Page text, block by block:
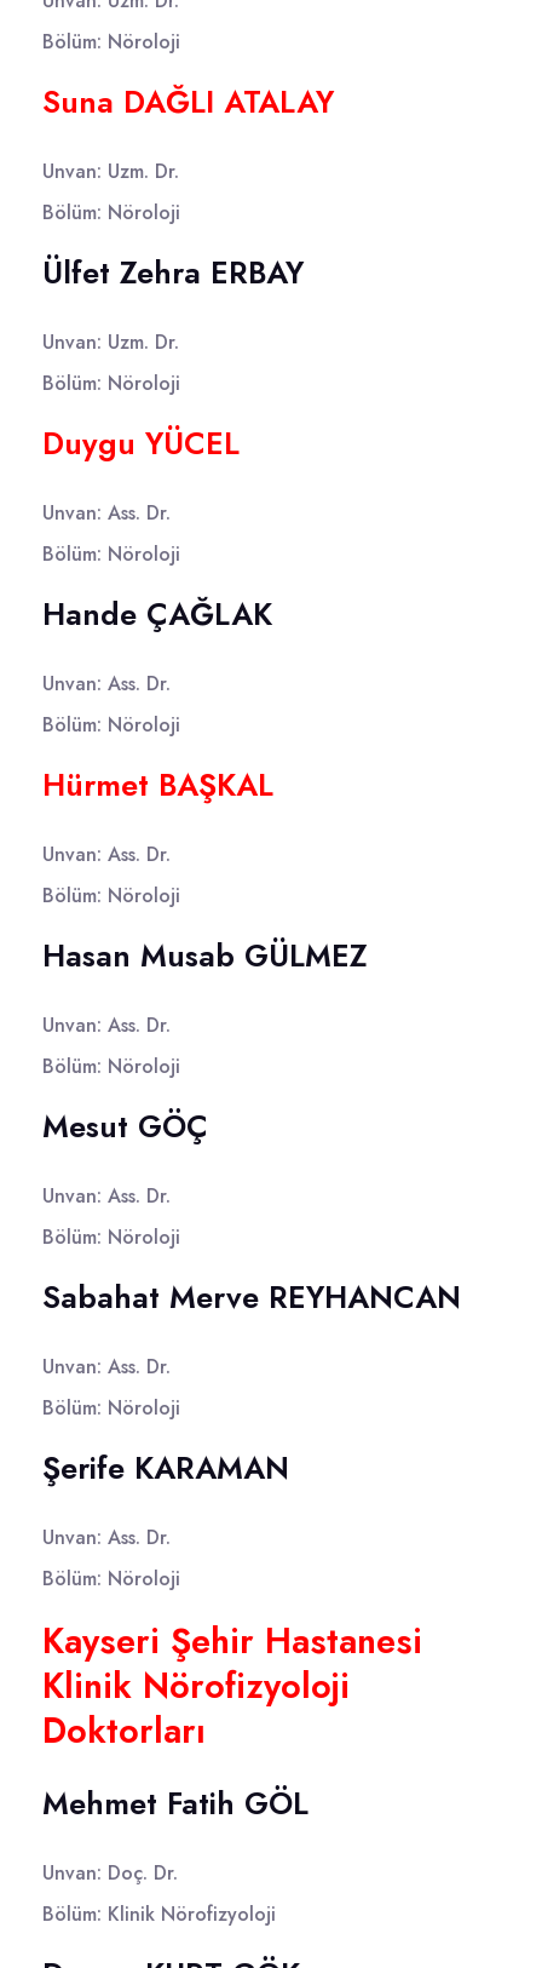
Bölüm: Nöroloji
Suna DAĞLI ATALAY
Unvan: Uzm. Dr.
Bölüm: Nöroloji
Ülfet Zehra ERBAY
Unvan: Uzm. Dr.
Bölüm: Nöroloji
Duygu YÜCEL
Unvan: Ass. Dr.
Bölüm: Nöroloji
Hande ÇAĞLAK
Unvan: Ass. Dr.
Bölüm: Nöroloji
Hürmet BAŞKAL
Unvan: Ass. Dr.
Bölüm: Nöroloji
Hasan Musab GÜLMEZ
Unvan: Ass. Dr.
Bölüm: Nöroloji
Mesut GÖÇ
Unvan: Ass. Dr.
Bölüm: Nöroloji
Sabahat Merve REYHANCAN
Unvan: Ass. Dr.
Bölüm: Nöroloji
Şerife KARAMAN
Unvan: Ass. Dr.
Bölüm: Nöroloji
Kayseri Şehir Hastanesi
Klinik Nörofizyoloji
Doktorları
Mehmet Fatih GÖL
Unvan: Doç. Dr.
Bölüm: Klinik Nörofizyoloji